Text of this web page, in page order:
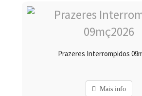
Prazeres Interrompidos
Mais info